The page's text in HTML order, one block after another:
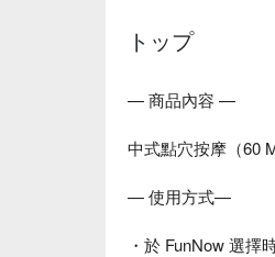
トップ
— 商品內容 —
中式點穴按摩（60
— 使用方式—
・於 FunNow 選擇